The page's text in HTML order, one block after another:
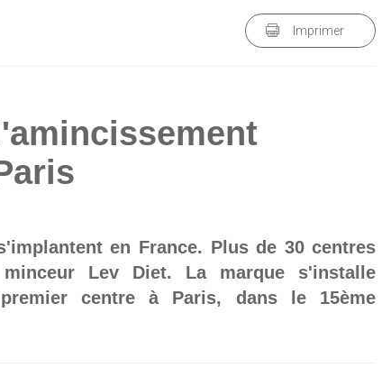
Imprimer
en France. Plus de 30 centres
Lev Diet. La marque s'installe
centre à Paris, dans le 15ème